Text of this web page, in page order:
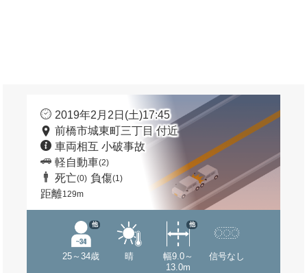
2019年2月2日(土)17:45
前橋市城東町三丁目 付近
車両相互 小破事故
軽自動車(2)
死亡(0) 負傷(1)
距離129m
25～34歳
他
晴
幅9.0～
13.0m
他
信号なし